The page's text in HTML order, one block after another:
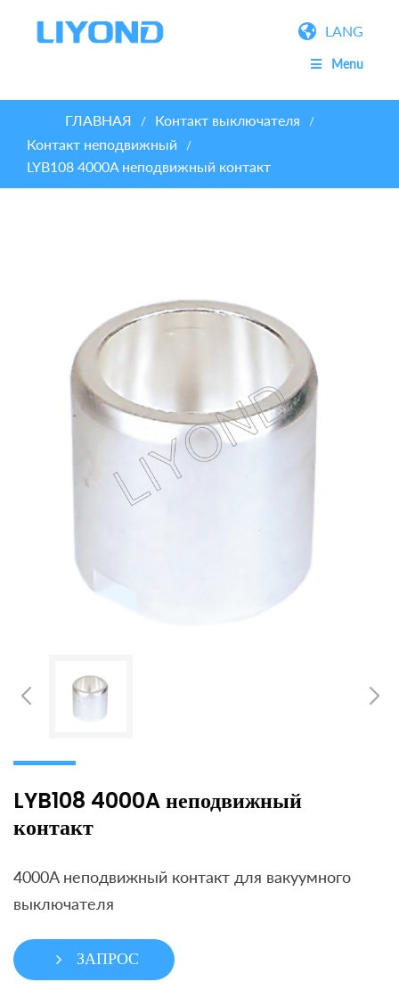
LANG
Menu
ГЛАВНАЯ / Контакт выключателя /
Контакт неподвижный /
LYB108 4000A неподвижный контакт
LYB108 4000A неподвижный
контакт
4000A неподвижный контакт для вакуумного
выключателя
ЗАПРОС